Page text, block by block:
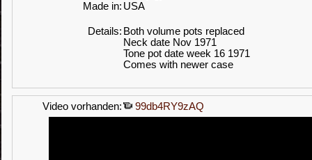
Made in: USA
Details: Both volume pots replaced
Neck date Nov 1971
Tone pot date week 16 1971
Comes with newer case
Video vorhanden: 99db4RY9zAQ